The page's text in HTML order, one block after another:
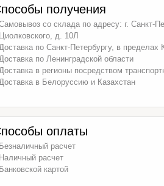
получения
со склада по адресу: г. Санкт-
Циолковского, д. 10Л
по Санкт-Петербургу, в пределах
по Ленинградской области
в регионы посредством
в Белоруссию и Казахстан
оплаты
Безналичный расчет
Наличный расчет
Банковской картой